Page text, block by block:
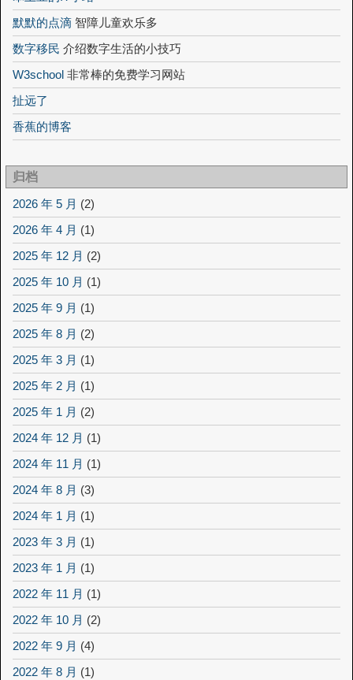
默默的点滴 智障儿童欢乐多
数字移民 介绍数字生活的小技巧
W3school 非常棒的免费学习网站
扯远了
香蕉的博客
归档
2026 年 5 月 (2)
2026 年 4 月 (1)
2025 年 12 月 (2)
2025 年 10 月 (1)
2025 年 9 月 (1)
2025 年 8 月 (2)
2025 年 3 月 (1)
2025 年 2 月 (1)
2025 年 1 月 (2)
2024 年 12 月 (1)
2024 年 11 月 (1)
2024 年 8 月 (3)
2024 年 1 月 (1)
2023 年 3 月 (1)
2023 年 1 月 (1)
2022 年 11 月 (1)
2022 年 10 月 (2)
2022 年 9 月 (4)
2022 年 8 月 (1)